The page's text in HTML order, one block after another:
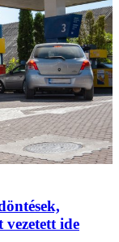
ide